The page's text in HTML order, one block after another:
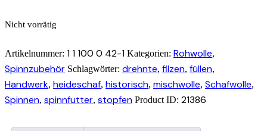
Nicht vorrätig
Artikelnummer: 1 1 100 0 42-1 Kategorien: Rohwolle,
Spinnzubehör Schlagwörter: drehnte, filzen, füllen,
Handwerk, heideschaf, historisch, mischwolle, Schafwolle,
Spinnen, spinnfutter, stopfen Product ID: 21386